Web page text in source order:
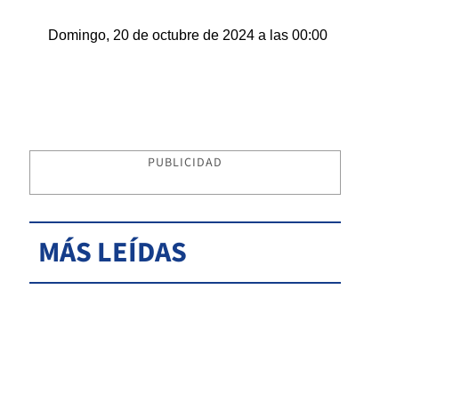
Domingo, 20 de octubre de 2024 a las 00:00
PUBLICIDAD
MÁS LEÍDAS